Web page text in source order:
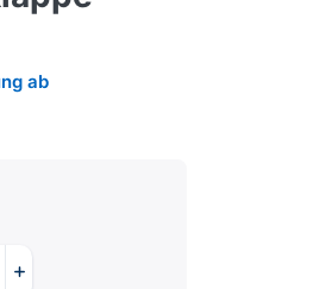
ab